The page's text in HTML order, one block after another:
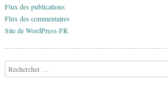
Flux des publications
Flux des commentaires
Site de WordPress-FR
Recherche